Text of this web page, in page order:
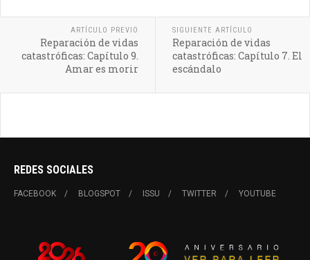
ARTÍCULO PREVIO
Reparación de vidas
catastróficas: Capítulo 9.
Amar es morir
SIGUIENTE ARTÍCULO
Reparación de vidas
catastróficas: Capítulo 7. El
escándalo
REDES SOCIALES
FACEBOOK BLOGSPOT ISSU TWITTER YOUTUBE